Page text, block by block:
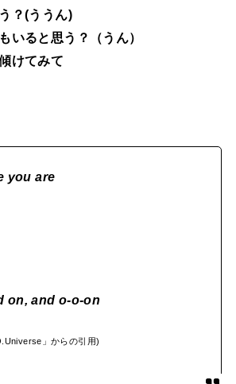
？(ううん)
いると思う？（うん）
けてみて
you are
on, and o-o-on
」からの引用)